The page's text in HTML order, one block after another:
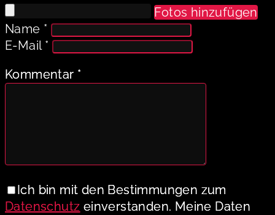
Fotos hinzufügen
Name *
E-Mail *
Kommentar *
Ich bin mit den Bestimmungen zum
Datenschutz einverstanden. Meine Daten